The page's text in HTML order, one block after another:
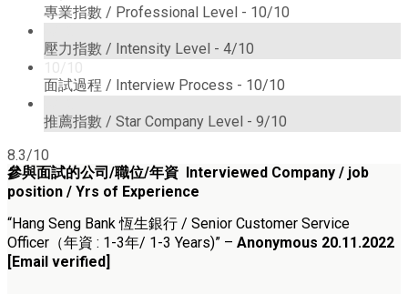
專業指數 / Professional Level - 10/10
壓力指數 / Intensity Level - 4/10
10/10
面試過程 / Interview Process - 10/10
推薦指數 / Star Company Level - 9/10
8.3/10
參與面試的公司/職位/年資 Interviewed Company / job
position / Yrs of Experience
“Hang Seng Bank 恆生銀行 / Senior Customer Service
Officer（年資 : 1-3年/ 1-3 Years)” – Anonymous 20.11.2022
[Email verified]